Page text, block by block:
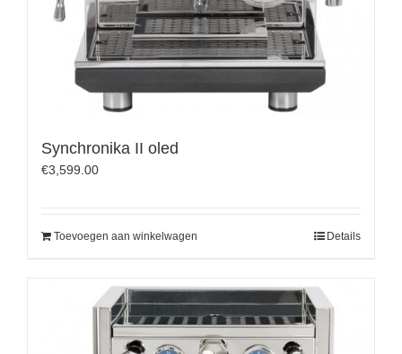
Synchronika II oled
€3,599.00
Toevoegen aan winkelwagen Details